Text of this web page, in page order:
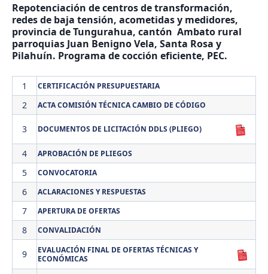
Repotenciación de centros de transformación,
redes de baja tensión, acometidas y medidores,
provincia de Tungurahua, cantón Ambato rural
parroquias Juan Benigno Vela, Santa Rosa y
Pilahuín. Programa de cocción eficiente, PEC.
1 CERTIFICACIÓN PRESUPUESTARIA
2 ACTA COMISIÓN TÉCNICA CAMBIO DE CÓDIGO
3 DOCUMENTOS DE LICITACIÓN DDLS (PLIEGO)
4 APROBACIÓN DE PLIEGOS
5 CONVOCATORIA
6 ACLARACIONES Y RESPUESTAS
7 APERTURA DE OFERTAS
8 CONVALIDACIÓN
9
EVALUACIÓN FINAL DE OFERTAS TÉCNICAS Y
ECONÓMICAS